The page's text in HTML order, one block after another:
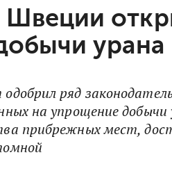
Швеции
урана
ряд
на упрощение добычи
прибрежных мест,